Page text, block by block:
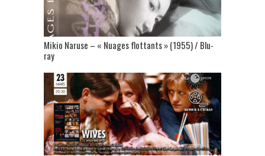
Mikio Naruse – « Nuages flottants » (1955) / Blu-
ray